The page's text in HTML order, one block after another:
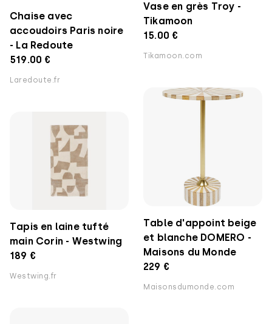
Vase en grès Troy -
Tikamoon
15.00 €
Tikamoon.com
Chaise avec
accoudoirs Paris noire
- La Redoute
519.00 €
Laredoute.fr
Table d'appoint beige
et blanche DOMERO -
Maisons du Monde
229 €
Maisonsdumonde.com
Tapis en laine tufté
main Corin - Westwing
189 €
Westwing.fr